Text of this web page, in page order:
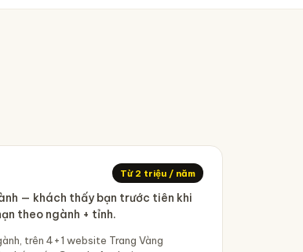
Từ 2 triệu / năm
— khách thấy bạn trước tiên khi
theo ngành + tỉnh.
trên 4+1 website Trang Vàng